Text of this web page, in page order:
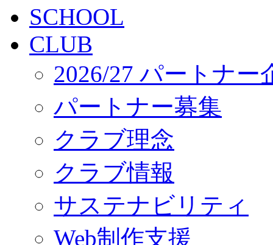
SCHOOL
CLUB
2026/27 パートナー
パートナー募集
クラブ理念
クラブ情報
サステナビリティ
Web制作支援